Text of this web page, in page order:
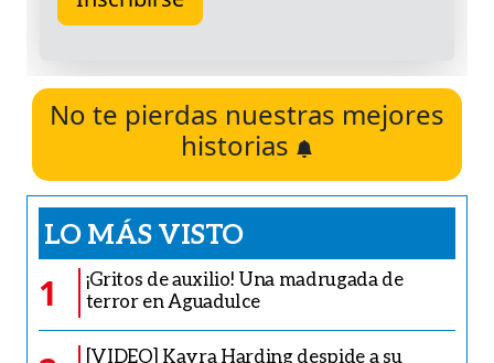
No te pierdas nuestras mejores
historias
LO MÁS VISTO
1
¡Gritos de auxilio! Una madrugada de
terror en Aguadulce
[VIDEO] Kayra Harding despide a su